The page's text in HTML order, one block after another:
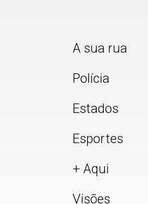
A sua rua
Polícia
Estados
Esportes
+ Aqui
Visões